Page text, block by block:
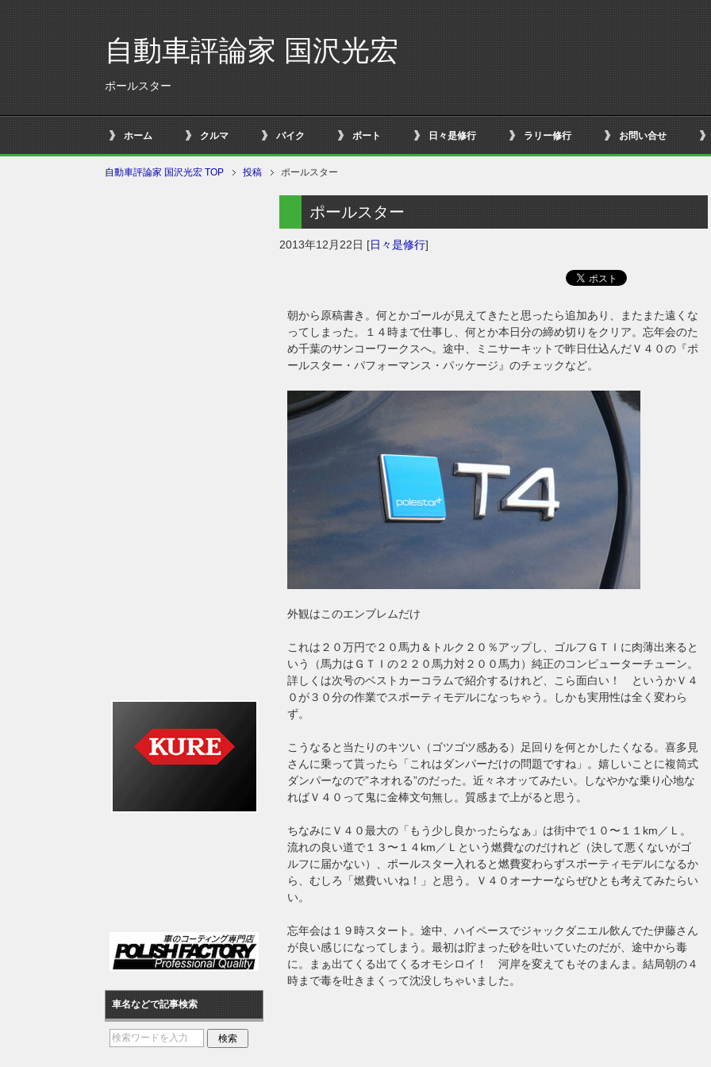
自動車評論家 国沢光宏
ポールスター
ホーム クルマ バイク ボート 日々是修行 ラリー修行 お問い合せ
自動車評論家 国沢光宏 TOP 投稿 ポールスター
ポールスター
2013年12月22日 [日々是修行]
朝から原稿書き。何とかゴールが見えてきたと思ったら追加あり、またまた遠くな
ってしまった。１４時まで仕事し、何とか本日分の締め切りをクリア。忘年会のた
め千葉のサンコーワークスへ。途中、ミニサーキットで昨日仕込んだＶ４０の『ポ
ールスター・パフォーマンス・パッケージ』のチェックなど。
外観はこのエンブレムだけ
これは２０万円で２０馬力＆トルク２０％アップし、ゴルフＧＴＩに肉薄出来ると
いう（馬力はＧＴＩの２２０馬力対２００馬力）純正のコンピューターチューン。
詳しくは次号のベストカーコラムで紹介するけれど、こら面白い！ というかＶ４
０が３０分の作業でスポーティモデルになっちゃう。しかも実用性は全く変わら
ず。
こうなると当たりのキツい（ゴツゴツ感ある）足回りを何とかしたくなる。喜多見
さんに乗って貰ったら「これはダンパーだけの問題ですね」。嬉しいことに複筒式
ダンパーなので”ネオれる”のだった。近々ネオッてみたい。しなやかな乗り心地な
ればＶ４０って鬼に金棒文句無し。質感まで上がると思う。
ちなみにＶ４０最大の「もう少し良かったらなぁ」は街中で１０〜１１km／Ｌ。
流れの良い道で１３〜１４km／Ｌという燃費なのだけれど（決して悪くないがゴ
ルフに届かない）、ポールスター入れると燃費変わらずスポーティモデルになるか
ら、むしろ「燃費いいね！」と思う。Ｖ４０オーナーならぜひとも考えてみたらい
い。
忘年会は１９時スタート。途中、ハイペースでジャックダニエル飲んでた伊藤さん
が良い感じになってしまう。最初は貯まった砂を吐いていたのだが、途中から毒
に。まぁ出てくる出てくるオモシロイ！ 河岸を変えてもそのまんま。結局朝の４
時まで毒を吐きまくって沈没しちゃいました。
車名などで記事検索